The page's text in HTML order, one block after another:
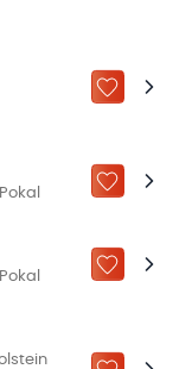
ZU „MEINE
ZU „MEINE
ZU „MEINE